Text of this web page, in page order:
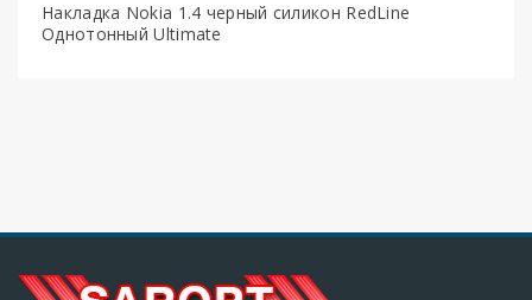
Накладка Nokia 1.4 черный силикон RedLine
Однотонный Ultimate